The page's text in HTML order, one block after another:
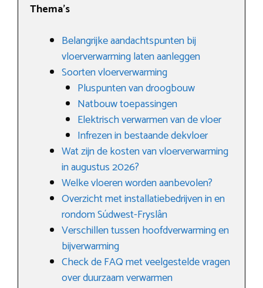
Thema’s
Belangrijke aandachtspunten bij
vloerverwarming laten aanleggen
Soorten vloerverwarming
Pluspunten van droogbouw
Natbouw toepassingen
Elektrisch verwarmen van de vloer
Infrezen in bestaande dekvloer
Wat zijn de kosten van vloerverwarming
in augustus 2026?
Welke vloeren worden aanbevolen?
Overzicht met installatiebedrijven in en
rondom Súdwest-Fryslân
Verschillen tussen hoofdverwarming en
bijverwarming
Check de FAQ met veelgestelde vragen
over duurzaam verwarmen